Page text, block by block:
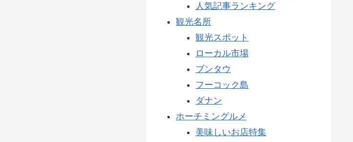
人気記事ランキング
観光名所
観光スポット
ローカル市場
ブンタウ
フーコック島
ダナン
ホーチミングルメ
美味しいお店特集